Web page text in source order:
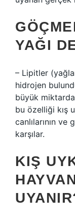
YAĞI
– Lipitler
hidrojen
büyük miktarda
bu özelliği kış
canlılarının ve
karşılar.
KIŞ